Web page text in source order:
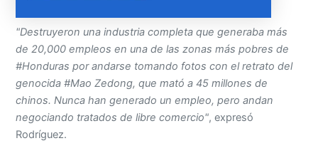
"Destruyeron una industria completa que generaba más
de 20,000 empleos en una de las zonas más pobres de
#Honduras por andarse tomando fotos con el retrato del
genocida #Mao Zedong, que mató a 45 millones de
chinos. Nunca han generado un empleo, pero andan
negociando tratados de libre comercio", expresó
Rodríguez.